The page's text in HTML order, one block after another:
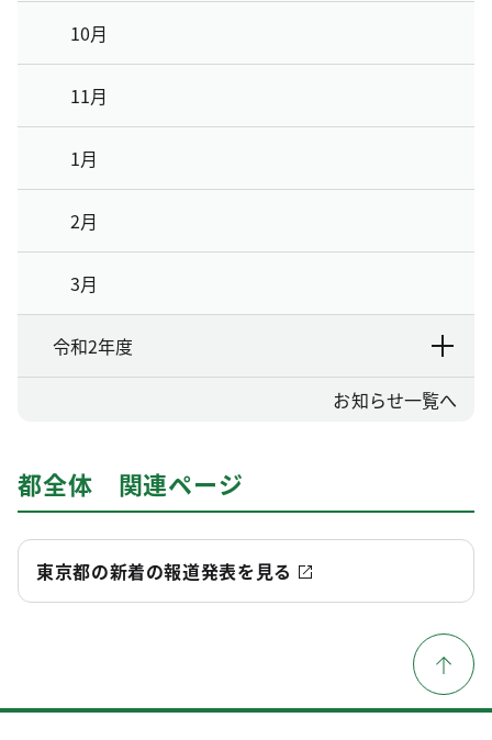
10月
11月
1月
2月
3月
令和2年度
お知らせ一覧へ
都全体 関連ページ
東京都の新着の報道発表を見る